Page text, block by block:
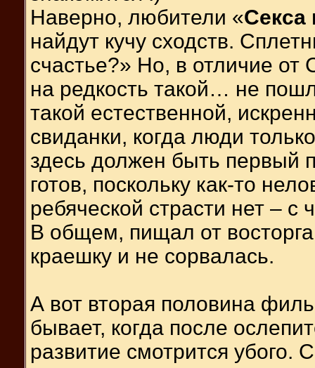
Наверно, любители «Секса
найдут кучу сходств.
счастье?» Но, в отличие от
на редкость такой… не
такой естественной,
свиданки, когда люди
здесь должен быть первый
готов, поскольку как-то
ребяческой страсти нет – с
В общем, пищал от
краешку и не сорвалась.
А вот вторая половина
бывает, когда после
развитие смотрится убого.